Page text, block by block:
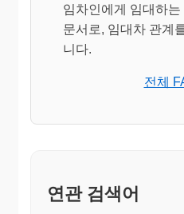
임차인에게 임대하
문서로, 임대차 관계
니다.
전체
연관 검색어